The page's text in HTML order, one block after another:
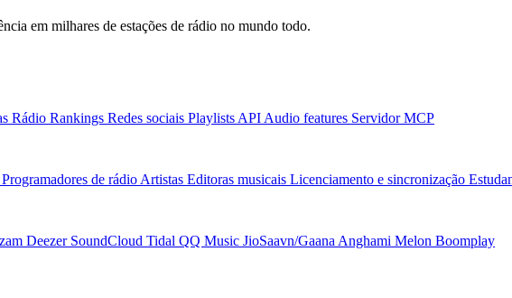
em milhares de estações de rádio no mundo todo.
Rádio Rankings Redes sociais Playlists API Audio features Servidor MCP
Programadores de rádio Artistas Editoras musicais Licenciamento e sincronização
Deezer SoundCloud Tidal QQ Music JioSaavn/Gaana Anghami Melon Boomplay